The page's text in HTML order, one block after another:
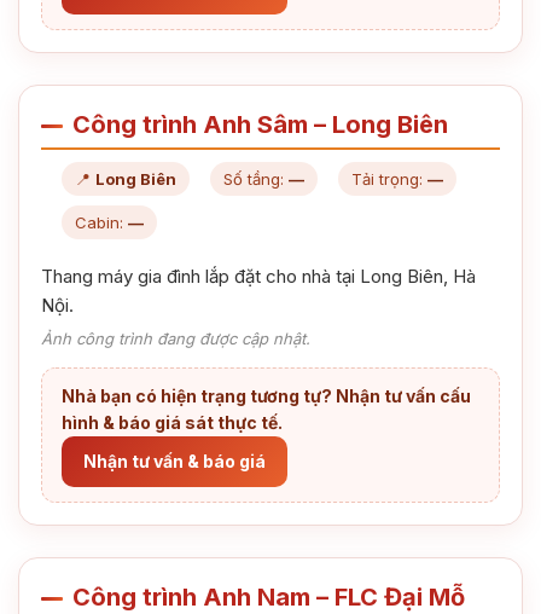
Công trình Anh Sâm – Long Biên
📍 Long Biên Số tầng: — Tải trọng: —
Cabin: —
Thang máy gia đình lắp đặt cho nhà tại Long Biên, Hà
Nội.
Ảnh công trình đang được cập nhật.
Nhà bạn có hiện trạng tương tự? Nhận tư vấn cấu
hình & báo giá sát thực tế.
Nhận tư vấn & báo giá
Công trình Anh Nam – FLC Đại Mỗ